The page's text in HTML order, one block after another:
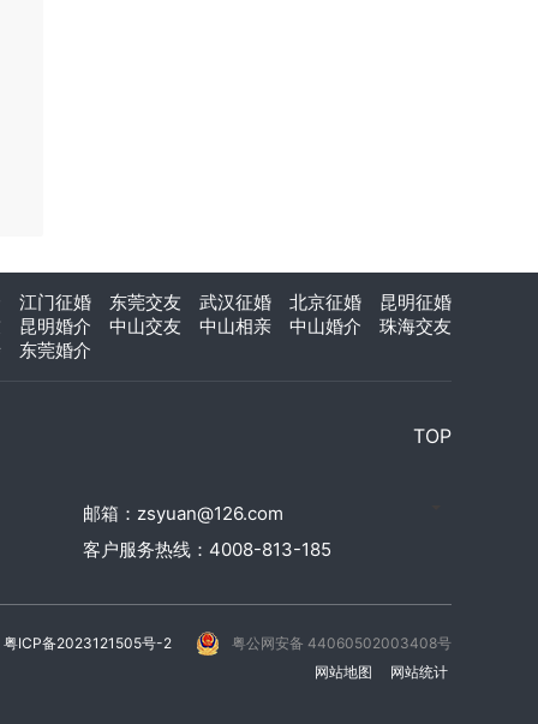
江门征婚 东莞交友 武汉征婚 北京征婚
昆明征婚
昆明婚介 中山交友 中山相亲 中山婚介
珠海交友
东莞婚介
TOP
邮箱：zsyuan@126.com
客户服务热线：4008-813-185
粤ICP备2023121505号-2
粤公网安备 44060502003408号
网站地图
网站统计